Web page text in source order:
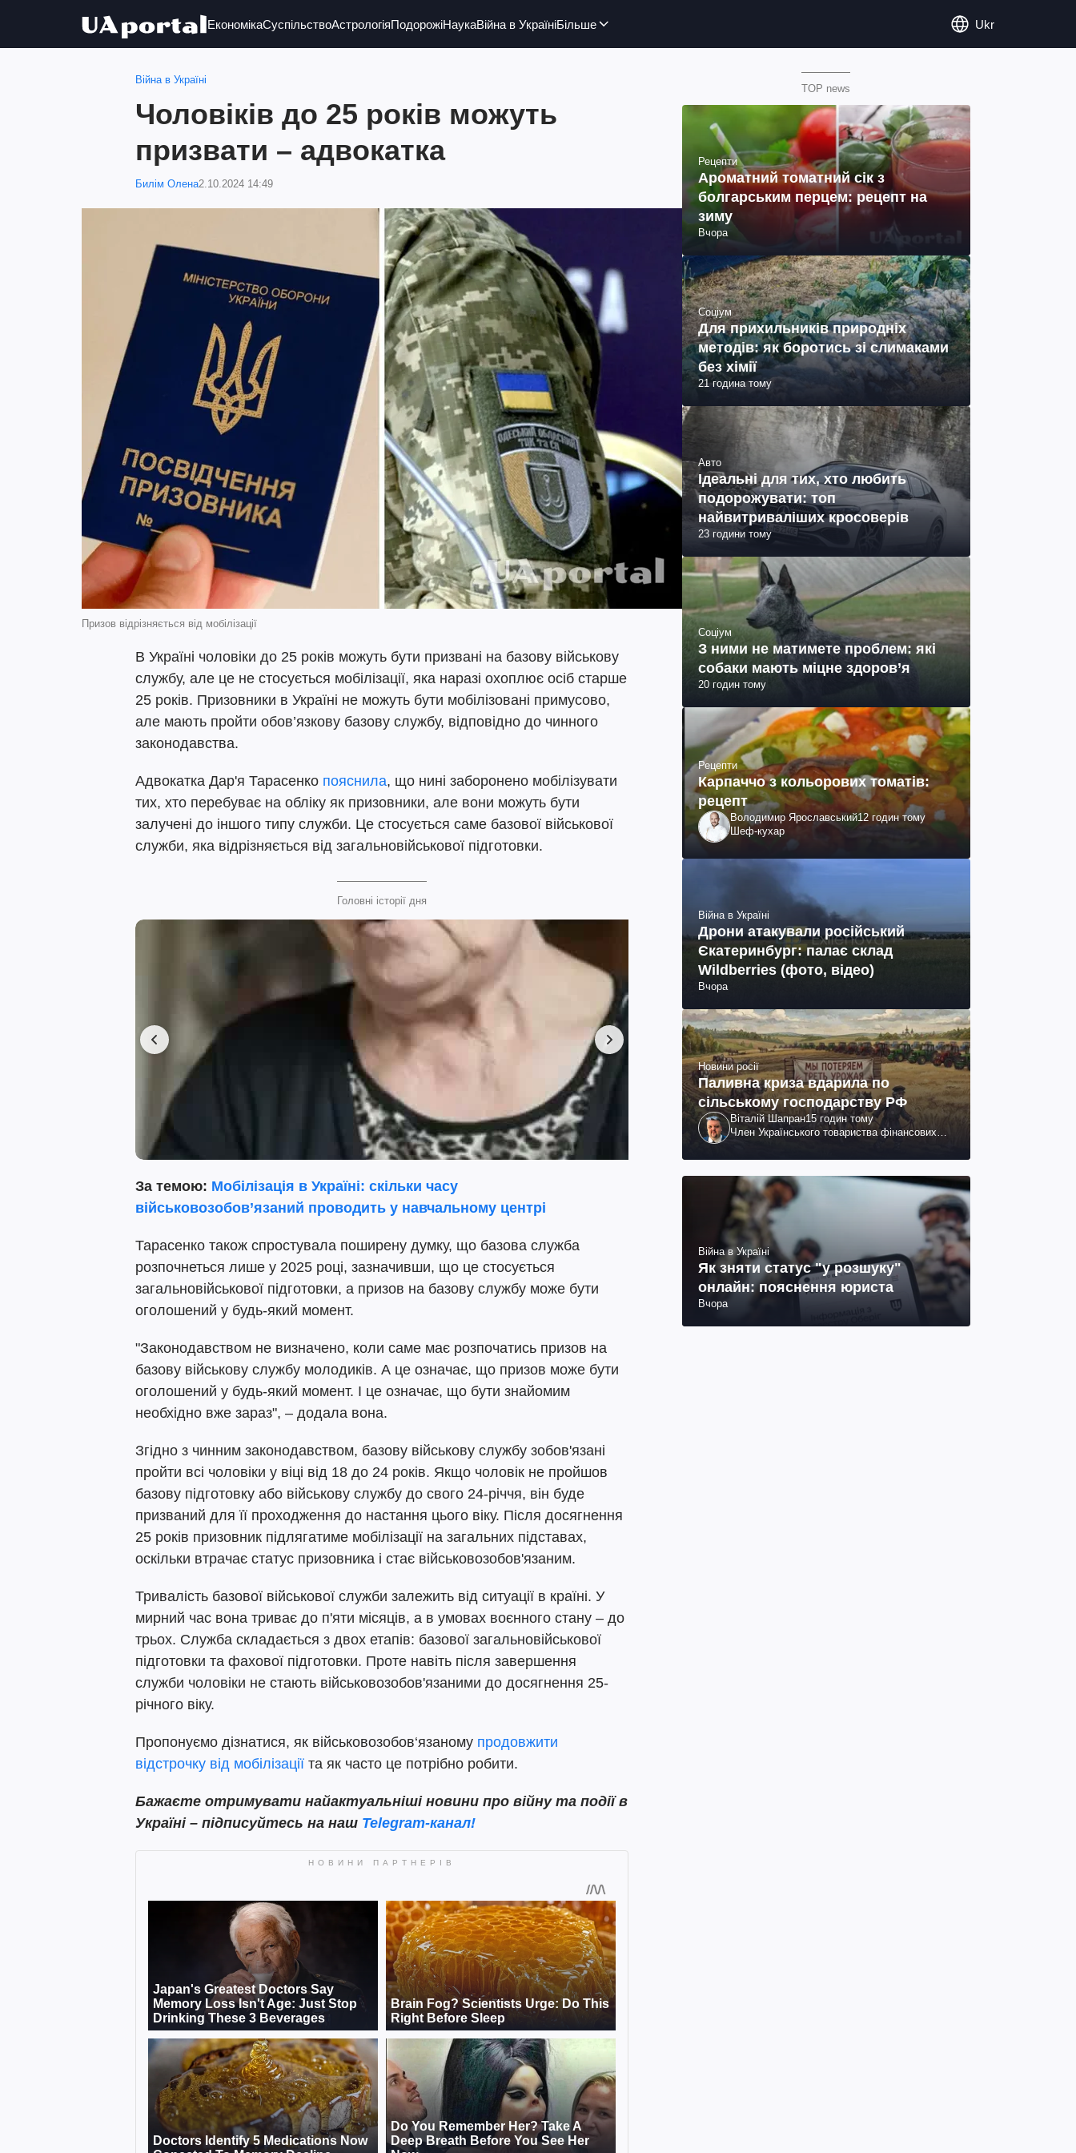
ЕкономікаСуспільствоАстрологіяПодорожіНаукаВійна в УкраїніБільше Ukr
Війна в Україні
Чоловіків до 25 років можуть
призвати – адвокатка
Билім Олена2.10.2024 14:49
Призов відрізняється від мобілізації
В Україні чоловіки до 25 років можуть бути призвані на базову військову
службу, але це не стосується мобілізації, яка наразі охоплює осіб старше
25 років. Призовники в Україні не можуть бути мобілізовані примусово,
але мають пройти обов’язкову базову службу, відповідно до чинного
законодавства.
Адвокатка Дар'я Тарасенко пояснила, що нині заборонено мобілізувати
тих, хто перебуває на обліку як призовники, але вони можуть бути
залучені до іншого типу служби. Це стосується саме базової військової
служби, яка відрізняється від загальновійськової підготовки.
Головні історії дня
За темою: Мобілізація в Україні: скільки часу
військовозобов’язаний проводить у навчальному центрі
Тарасенко також спростувала поширену думку, що базова служба
розпочнеться лише у 2025 році, зазначивши, що це стосується
загальновійськової підготовки, а призов на базову службу може бути
оголошений у будь-який момент.
"Законодавством не визначено, коли саме має розпочатись призов на
базову військову службу молодиків. А це означає, що призов може бути
оголошений у будь-який момент. І це означає, що бути знайомим
необхідно вже зараз", – додала вона.
Згідно з чинним законодавством, базову військову службу зобов'язані
пройти всі чоловіки у віці від 18 до 24 років. Якщо чоловік не пройшов
базову підготовку або військову службу до свого 24-річчя, він буде
призваний для її проходження до настання цього віку. Після досягнення
25 років призовник підлягатиме мобілізації на загальних підставах,
оскільки втрачає статус призовника і стає військовозобов'язаним.
Тривалість базової військової служби залежить від ситуації в країні. У
мирний час вона триває до п'яти місяців, а в умовах воєнного стану – до
трьох. Служба складається з двох етапів: базової загальновійськової
підготовки та фахової підготовки. Проте навіть після завершення
служби чоловіки не стають військовозобов'язаними до досягнення 25-
річного віку.
Пропонуємо дізнатися, як військовозобов‘язаному продовжити
відстрочку від мобілізації та як часто це потрібно робити.
Бажаєте отримувати найактуальніші новини про війну та події в
Україні – підписуйтесь на наш Telegram-канал!
TOP news
Рецепти
Ароматний томатний сік з
болгарським перцем: рецепт на
зиму
Вчора
Соціум
Для прихильників природніх
методів: як боротись зі слимаками
без хімії
21 година тому
Авто
Ідеальні для тих, хто любить
подорожувати: топ
найвитриваліших кросоверів
23 години тому
Соціум
З ними не матимете проблем: які
собаки мають міцне здоров’я
20 годин тому
Рецепти
Карпаччо з кольорових томатів:
рецепт
Володимир Ярославський12 годин тому
Шеф-кухар
Війна в Україні
Дрони атакували російський
Єкатеринбург: палає склад
Wildberries (фото, відео)
Вчора
Новини росії
Паливна криза вдарила по
сільському господарству РФ
Віталій Шапран15 годин тому
Член Українського товариства фінансових
Війна в Україні
Як зняти статус "у розшуку"
онлайн: пояснення юриста
Вчора